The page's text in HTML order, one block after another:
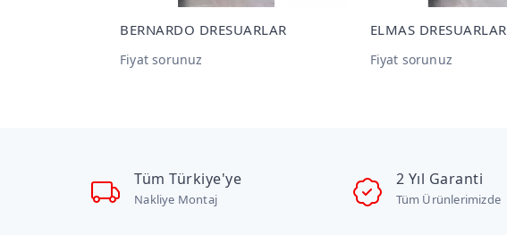
BERNARDO DRESUARLAR
Fiyat sorunuz
ELMAS DRESUARLAR
Fiyat sorunuz
Tüm Türkiye'ye
Nakliye Montaj
2 Yıl Garanti
Tüm Ürünlerimizde